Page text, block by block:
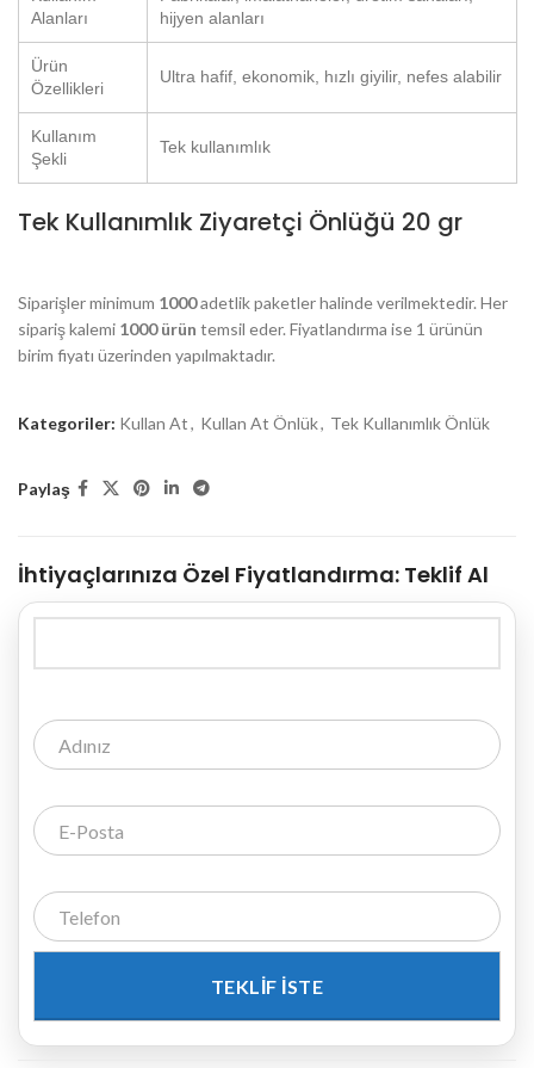
Alanları
hijyen alanları
Ürün
Özellikleri
Ultra hafif, ekonomik, hızlı giyilir, nefes alabilir
Kullanım
Şekli
Tek kullanımlık
Tek Kullanımlık Ziyaretçi Önlüğü 20 gr
Siparişler minimum 1000adetlik paketler halinde verilmektedir. Her
sipariş kalemi 1000 ürün temsil eder. Fiyatlandırma ise 1 ürünün
birim fiyatı üzerinden yapılmaktadır.
Kategoriler: Kullan At, Kullan At Önlük, Tek Kullanımlık Önlük
Paylaş
İhtiyaçlarınıza Özel Fiyatlandırma: Teklif Al